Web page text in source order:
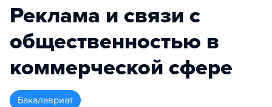
Реклама и связи с
общественностью в
коммерческой сфере
бакалавриат